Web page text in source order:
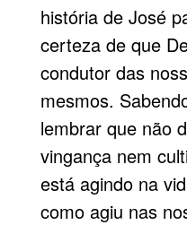
história de José
certeza de que
condutor das
mesmos.
lembrar que não
vingança nem
está agindo na
como agiu nas